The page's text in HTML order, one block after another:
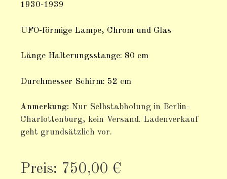
1930-1939
UFO-förmige Lampe, Chrom und Glas
Länge Halterungsstange: 80 cm
Durchmesser Schirm: 52 cm
Anmerkung: Nur Selbstabholung in Berlin-
Charlottenburg, kein Versand. Ladenverkauf
geht grundsätzlich vor.
Preis: 750,00 €